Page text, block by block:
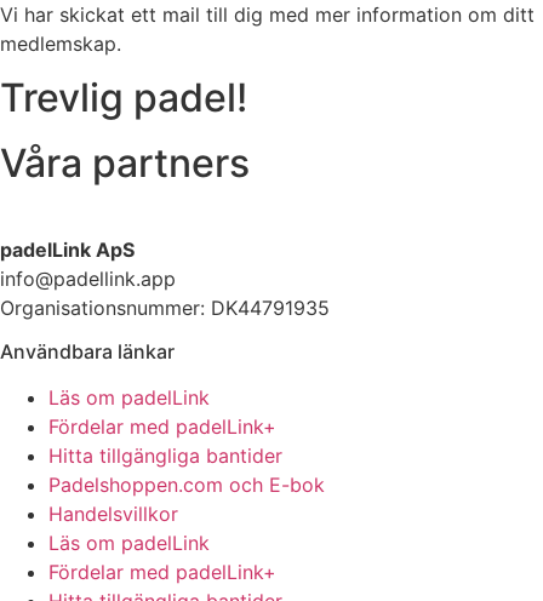
Vi har skickat ett mail till dig med mer information om ditt
medlemskap.
Trevlig padel!
Våra partners
padelLink ApS
info@padellink.app
Organisationsnummer: DK44791935
Användbara länkar
Läs om padelLink
Fördelar med padelLink+
Hitta tillgängliga bantider
Padelshoppen.com och E-bok
Handelsvillkor
Läs om padelLink
Fördelar med padelLink+